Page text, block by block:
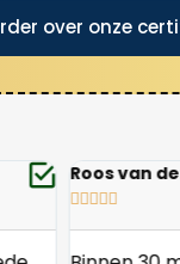
over onze
Roos van
    